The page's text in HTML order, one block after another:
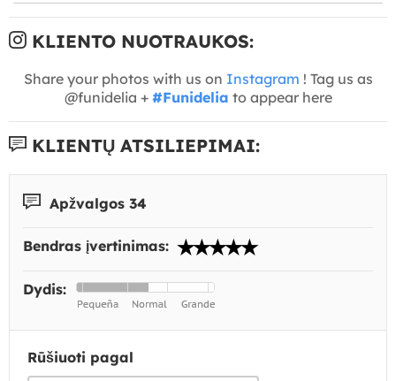
KLIENTO NUOTRAUKOS:
Share your photos with us on Instagram ! Tag us as
@funidelia + #Funidelia to appear here
KLIENTŲ ATSILIEPIMAI:
Apžvalgos 34
Bendras įvertinimas:
Dydis:
Rūšiuoti pagal